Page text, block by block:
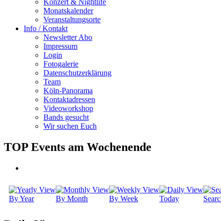
Konzert & Nightlife
Monatskalender
Veranstaltungsorte
Info / Kontakt
Newsletter Abo
Impressum
Login
Fotogalerie
Datenschutzerklärung
Team
Köln-Panorama
Kontaktadressen
Videoworkshop
Bands gesucht
Wir suchen Euch
TOP Events am Wochenende
By Year By Month By Week Today